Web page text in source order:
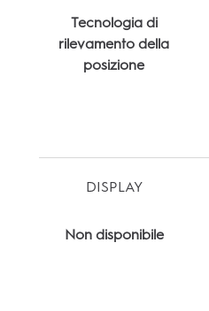
Tecnologia di
rilevamento della
posizione
DISPLAY
Non disponibile